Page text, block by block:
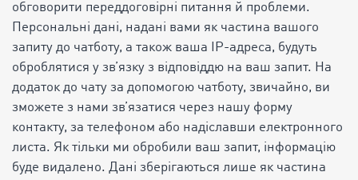
обговорити переддоговірні питання й проблеми.
Персональні дані, надані вами як частина вашого
запиту до чатботу, а також ваша IP-адреса, будуть
оброблятися у зв’язку з відповіддю на ваш запит. На
додаток до чату за допомогою чатботу, звичайно, ви
зможете з нами зв’язатися через нашу форму
контакту, за телефоном або надіславши електронного
листа. Як тільки ми обробили ваш запит, інформацію
буде видалено. Дані зберігаються лише як частина